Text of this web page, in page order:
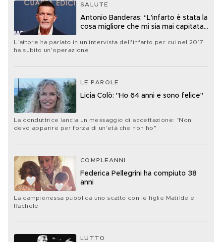
SALUTE
Antonio Banderas: “L’infarto è stata la
cosa migliore che mi sia mai capitata
L'attore ha parlato in un'intervista dell'infarto per cui nel 2017
ha subito un'operazione
LE PAROLE
Licia Colò: "Ho 64 anni e sono felice"
La conduttrice lancia un messaggio di accettazione: "Non
devo apparire per forza di un'età che non ho"
COMPLEANNI
Federica Pellegrini ha compiuto 38
anni
La campionessa pubblica uno scatto con le figlie Matilde e
Rachele
LUTTO